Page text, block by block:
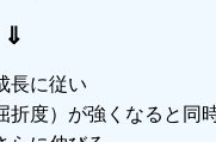
長に従い
折度）が強くなると同